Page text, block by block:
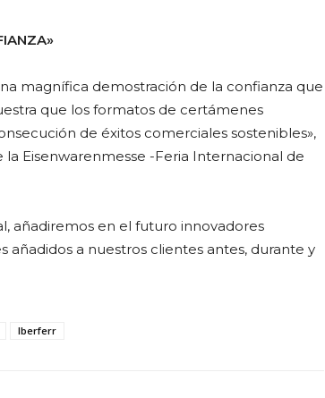
magnífica demostración de la confianza que
que los formatos de certámenes
de éxitos comerciales sostenibles»,
la Eisenwarenmesse -Feria Internacional de
añadiremos en el futuro innovadores
añadidos a nuestros clientes antes, durante y
Iberferr